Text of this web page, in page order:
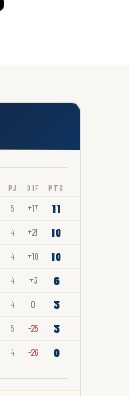
PJ DIF PTS
5 +17 11
4 +21 10
4 +10 10
4 +3 6
4 0 3
5 -25 3
4 -26 0